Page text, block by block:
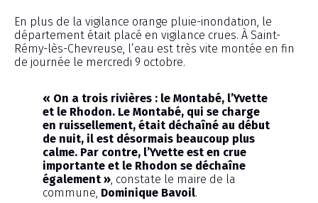
En plus de la vigilance orange pluie-inondation, le
département était placé en vigilance crues. À Saint-
Rémy-lès-Chevreuse, l’eau est très vite montée en fin
de journée le mercredi 9 octobre.
« On a trois rivières : le Montabé, l’Yvette
et le Rhodon. Le Montabé, qui se charge
en ruissellement, était déchaîné au début
de nuit, il est désormais beaucoup plus
calme. Par contre, l’Yvette est en crue
importante et le Rhodon se déchaîne
également » , constate le maire de la
commune, Dominique Bavoil.